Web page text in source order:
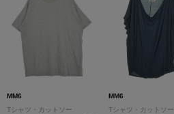
MM6
Tシャツ・カットソー
MM6
Tシャツ・カットソー